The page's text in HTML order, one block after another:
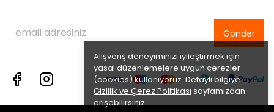
Alışveriş deneyiminizi iyileştirmek için
yasal düzenlemelere uygun çerezler
(cookies) kullanıyoruz. Detaylı bilgiye
Gizlilik ve Çerez Politikası sayfamızdan
erişebilirsiniz.
Gönder